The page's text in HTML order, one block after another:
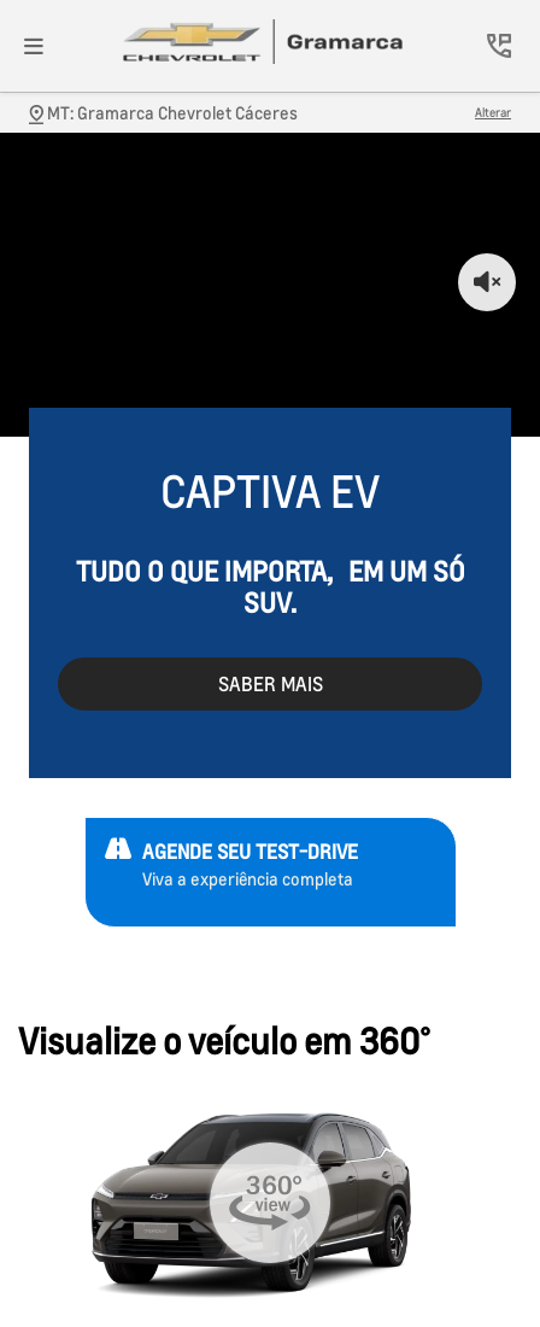
MT: Gramarca Chevrolet Cáceres Alterar
CAPTIVA EV
TUDO O QUE IMPORTA, EM UM SÓ
SUV.
SABER MAIS
AGENDE SEU TEST-DRIVE
Viva a experiência completa
Visualize o veículo em 360°